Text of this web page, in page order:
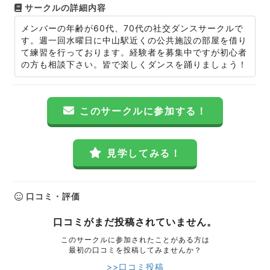
サークルの詳細内容
メンバーの年齢が60代、70代の社交ダンスサークルで
す。週一回水曜日に中山駅近くの公共施設の部屋を借り
て練習を行っております。経験者を募集中ですが初心者
の方も相談下さい。皆で楽しくダンスを踊りましょう！
このサークルに参加する！
見学してみる！
口コミ・評価
口コミがまだ投稿されていません。
このサークルに参加されたことがある方は
最初の口コミを投稿してみませんか？
>>口コミ投稿